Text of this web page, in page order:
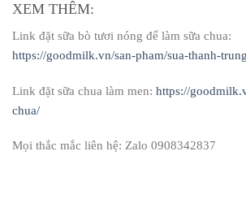
XEM THÊM:
Link đặt sữa bò tươi nóng để làm sữa chua:
https://goodmilk.vn/san-pham/sua-thanh-
Link đặt sữa chua làm men: https://
chua/
Mọi thắc mắc liên hệ: Zalo 0908342837